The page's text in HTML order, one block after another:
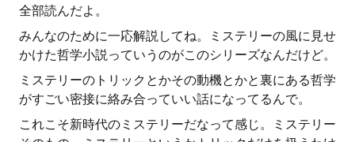
全部読んだよ。
みんなのために一応解説してね。ミステリーの風に見せ
かけた哲学小説っていうのがこのシリーズなんだけど。
ミステリーのトリックとかその動機とかと裏にある哲学
がすごい密接に絡み合っていい話になってるんで。
これこそ新時代のミステリーだなって感じ。ミステリー